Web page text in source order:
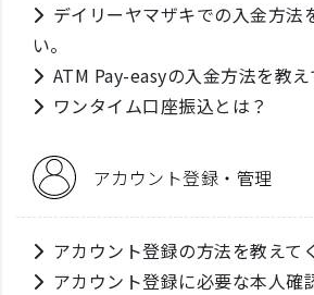
デイリーヤマザキでの入金方法
い。
ATM Pay-easyの入金方法を教え
ワンタイム口座振込とは？
アカウント登録・管理
アカウント登録の方法を教えて
アカウント登録に必要な本人確